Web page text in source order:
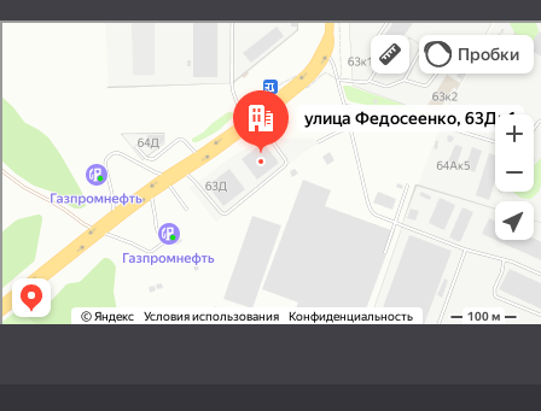
Нижний Новгород
Улица Федосеенко, 63Дк1 —
Яндекс Карты